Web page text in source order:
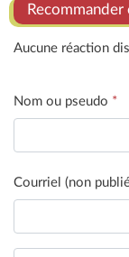
Aucune réaction
Nom ou pseudo *
Courriel (non